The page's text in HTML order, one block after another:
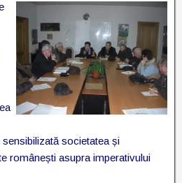
societatea și
românești asupra imperativului